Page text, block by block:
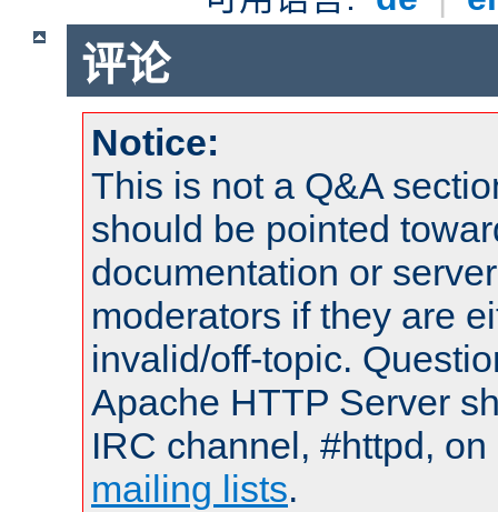
评论
Notice:
This is not a Q&A
should be pointed
documentation or
moderators if they are
invalid/off-topic.
Apache HTTP Server
IRC channel, #httpd,
mailing lists.